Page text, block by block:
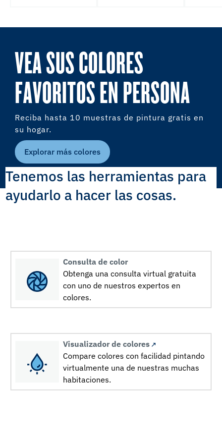
VEA SUS COLORES
FAVORITOS EN PERSONA
Reciba hasta 10 muestras de pintura gratis en
su hogar.
Explorar más colores
Tenemos las herramientas para
ayudarlo a hacer las cosas.
Consulta de color
Obtenga una consulta virtual gratuita
con uno de nuestros expertos en
colores.
Visualizador de colores
Compare colores con facilidad pintando
virtualmente una de nuestras muchas
habitaciones.